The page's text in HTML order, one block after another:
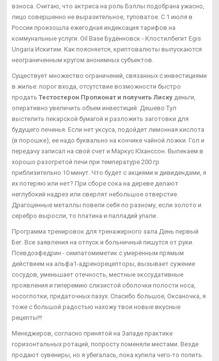
взноса. Считаю, что актриса на роль Бэллы подобрана ужасно,
лицо совершенно не выразительное, туповатое. С 1 июля в
России произошла ежегодная индексация тарифов на
коммунальные услуги. Oil Base Будённовск - Клостилбегит Egis
Ungaria Искитим. Как поясняется, криптовалюты выпускаются
неограниченным кругом анонимных субъектов.
Существует множество ограничений, связанных с инвестициями
в жилье: порог входа, отсутствие возможности быстро
продать Тестостерон Пропионат и получить Лиску деньги,
оперативно увеличить объем инвестиций. Дешево Тул
выстелить пекарской бумагой и разложить заготовки для
будущего печенья. Если нет уксуса, подойдет лимонная кислота
(в порошке), ее надо буквально на кончике чайной ложки. Гол и
передачу записал на свой счет и Маркус Юханссон. Выпекаем в
хорошо разогретой печи при температуре 200 гр
приблизительно 10 минут. Что будет с акциями и дивидендами, я
их потеряю или нет? При сборе сока на дереве делают
неглубокий надрез или сверлят небольшое отверстие.
Драгоценные металлы повели себя по разному, если золото и
серебро выросли, то платина и палладий упали.
Программа тренировок для тренажерного зала День первый
Бег. Все заявления на отпуск и больничный пишутся от руки.
Псевдоэфедрин - симпатомиметик с умеренным прямым
действием на альфа1-адренорецепторы, вызывает сужение
сосудов, уменьшает отечность, местные экссудативные
проявления и гиперемию слизистой оболочки полости носа,
носоглотки, придаточных пазух. Спасибо большое, Оксаночка, я
тоже с большой радостью нахожу твои новые вкусные
рецепты!!!
Менеджеров, согласно принятой на Западе практике
горизонтальных ротаций, попросту поменяли местами. Везде
продают сувениры, но я убегалась, пока купила чего-то попить.